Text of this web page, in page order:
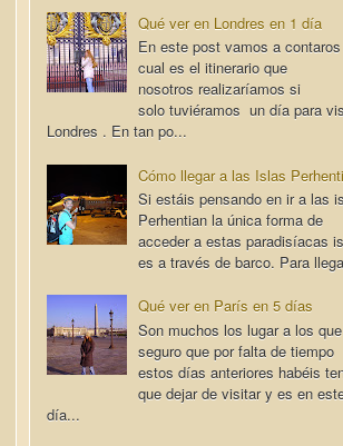
Qué ver en Londres en 1 día
En este post vamos a contaros
cual es el itinerario que
nosotros realizaríamos si
solo tuviéramos un día para
Londres . En tan po...
Cómo llegar a las Islas
Si estáis pensando en ir a las
Perhentian la única forma de
acceder a estas paradisíacas
es a través de barco. Para
Qué ver en París en 5 días
Son muchos los lugar a los que
seguro que por falta de tiempo
estos días anteriores habéis
que dejar de visitar y es en
día...